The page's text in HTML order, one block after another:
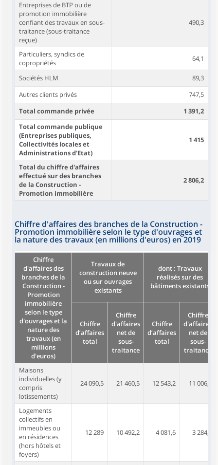
Entreprises de BTP ou de
promotion immobilière
confiant des travaux en sous-
traitance (sous-traitance
reçue)
490,3
Particuliers, syndics de
copropriétés
64,1
Sociétés HLM
89,3
Autres clients privés
747,5
Total commande privée
1 391,2
Total commande publique
(Entreprises publiques,
Collectivités locales et
Administrations d'Etat)
1 415
Total du chiffre d'affaires
effectué sur des branches
de la Construction -
Promotion immobilière
2 806,2
Chiffre d'affaires des branches de la Construction -
Promotion immobilière selon le type d'ouvrages et
la nature des travaux (en millions d'euros) en 2019
Chiffre
d'affaires des
branches de la
Construction -
Promotion
immobilière
selon le type
d'ouvrages et la
nature des
travaux (en
millions
d'euros)
Travaux de
construction neuve
ou sur ouvrages
existants
dont : Travaux
réalisés sur des
bâtiments existants
Chiffre
d’affaires
total
Chiffre
d'affaires
net de
sous-
traitance
Chiffre
d’affaires
total
Chiffre
d'affaires
net de
sous-
traitance
Maisons
individuelles (y
compris
lotissements)
24 090,5 21 460,5 12 543,2 11 006,8
Logements
collectifs en
immeubles ou
en résidences
(hors hôtels et
foyers)
12 289 10 492,2 4 081,6 3 284,5